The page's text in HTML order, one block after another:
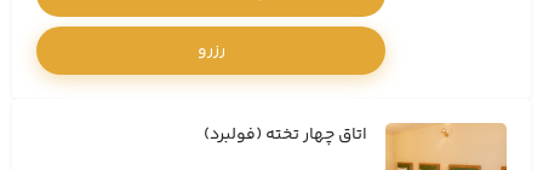
رزرو
اتاق چهار تخته (فولبرد)